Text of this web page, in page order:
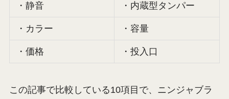
・静音 ・内蔵型タンパー
・カラー ・容量
・価格 ・投入口
この記事で比較している10項目で、ニンジャブラ